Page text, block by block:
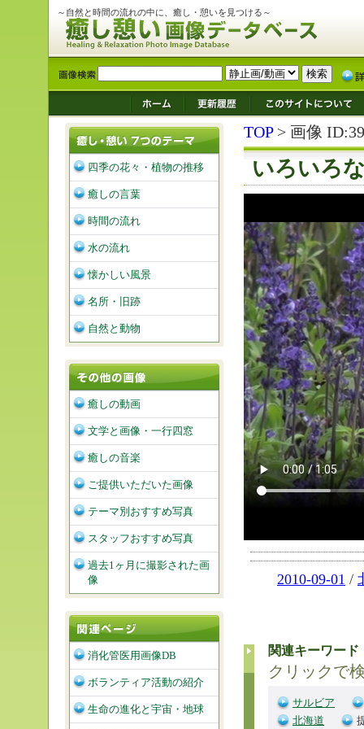
～自然と時間の流れの中に、癒し・憩いを見つける～
TOP> 画像
いろいろ
2010-09-01 /
関連キーワード
クリックで
サルビア
北海道
四季の花々・植物の推移
癒しの言葉
時間の流れ
水の流れ
懐かしい風景
名所・旧跡
自然と動物
癒しの動画
文学と画像・一行四窓
癒しの音楽
ご提供いただいた画像
テーマ別おすすめ写真
スタッフおすすめ写真
過去1ヶ月に撮影された画
像
消化管医用画像DB
ボランティア活動の紹介
生命の進化と宇宙・地球